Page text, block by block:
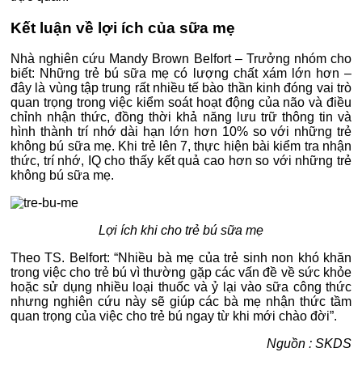
Kết luận về lợi ích của sữa mẹ
Nhà nghiên cứu Mandy Brown Belfort – Trưởng nhóm cho
biết: Những trẻ bú sữa mẹ có lượng chất xám lớn hơn –
đây là vùng tập trung rất nhiều tế bào thần kinh đóng vai trò
quan trọng trong việc kiểm soát hoạt động của não và điều
chỉnh nhận thức, đồng thời khả năng lưu trữ thông tin và
hình thành trí nhớ dài hạn lớn hơn 10% so với những trẻ
không bú sữa mẹ. Khi trẻ lên 7, thực hiện bài kiểm tra nhận
thức, trí nhớ, IQ cho thấy kết quả cao hơn so với những trẻ
không bú sữa mẹ.
Lợi ích khi cho trẻ bú sữa mẹ
Theo TS. Belfort: “Nhiều bà mẹ của trẻ sinh non khó khăn
trong việc cho trẻ bú vì thường gặp các vấn đề về sức khỏe
hoặc sử dụng nhiều loại thuốc và ỷ lại vào sữa công thức
nhưng nghiên cứu này sẽ giúp các bà mẹ nhận thức tầm
quan trọng của việc cho trẻ bú ngay từ khi mới chào đời”.
Nguồn : SKDS